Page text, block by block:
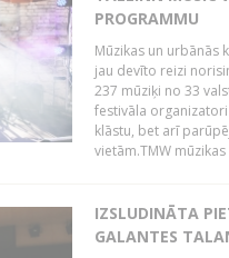
PROGRAMMU
Mūzikas un urbānās
jau devīto reizi
237 mūziķi no 33
festivāla
klāstu, bet arī
vietām.TMW
IZSLUDINĀTA
GALANTES